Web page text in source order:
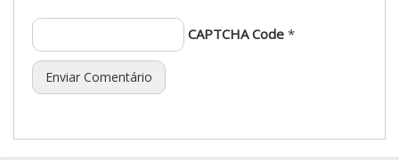
CAPTCHA Code *